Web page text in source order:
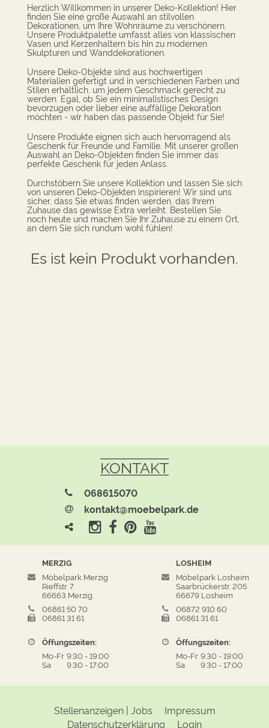
Herzlich Willkommen in unserer Deko-Kollektion! Hier
finden Sie eine große Auswahl an stilvollen
Dekorationen, um Ihre Wohnräume zu verschönern.
Unsere Produktpalette umfasst alles von klassischen
Vasen und Kerzenhaltern bis hin zu modernen
Skulpturen und Wanddekorationen.
Unsere Deko-Objekte sind aus hochwertigen
Materialien gefertigt und in verschiedenen Farben und
Stilen erhältlich, um jedem Geschmack gerecht zu
werden. Egal, ob Sie ein minimalistisches Design
bevorzugen oder lieber eine auffällige Dekoration
möchten - wir haben das passende Objekt für Sie!
Unsere Produkte eignen sich auch hervorragend als
Geschenk für Freunde und Familie. Mit unserer großen
Auswahl an Deko-Objekten finden Sie immer das
perfekte Geschenk für jeden Anlass.
Durchstöbern Sie unsere Kollektion und lassen Sie sich
von unseren Deko-Objekten inspirieren! Wir sind uns
sicher, dass Sie etwas finden werden, das Ihrem
Zuhause das gewisse Extra verleiht. Bestellen Sie
noch heute und machen Sie Ihr Zuhause zu einem Ort,
an dem Sie sich rundum wohl fühlen!
Es ist kein Produkt vorhanden.
KONTAKT
068615070
kontakt@moebelpark.de
MERZIG
Möbelpark Merzig
Rieffstr. 7
66663 Merzig
06861 50 70
06861 31 61
Öffungszeiten:
Mo-Fr 9:30-19:00
Sa
9:30-17:00
LOSHEIM
Möbelpark Losheim
Saarbrückerstr. 205
66679 Losheim
06872 910 60
06861 31 61
Öffungszeiten:
Mo-Fr 9:30-19:00
Sa
9:30-17:00
Stellenanzeigen | Jobs
Impressum
Datenschutzerklärung
Login